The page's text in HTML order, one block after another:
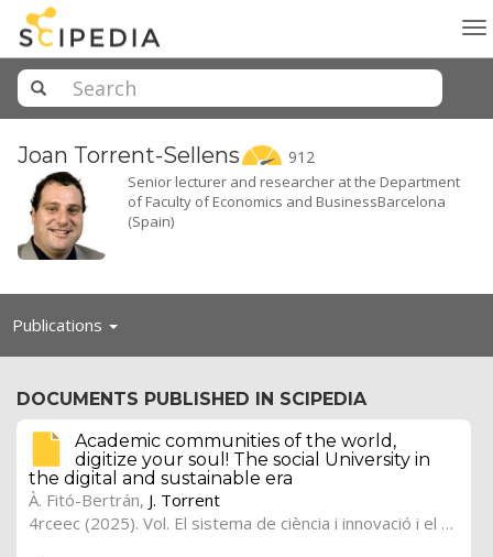
Joan Torrent-Sellens 912
Senior lecturer and researcher at the Department
of Faculty of Economics and BusinessBarcelona
(Spain)
Publications Toggle
DOCUMENTS PUBLISHED IN SCIPEDIA
Academic communities of the world,
digitize your soul! The social University in
the digital and sustainable era
À. Fitó-Bertrán, J. Torrent
4rceec (2025). Vol. El sistema de ciència i innovació i el repte de la transformació digital, 3